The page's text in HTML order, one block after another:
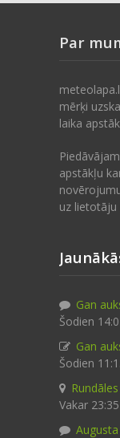
Par
mērķi
laika
apstākļu
uz lietotāju
Gan
Šodien
Gan
Šodien
Vakar 23:35